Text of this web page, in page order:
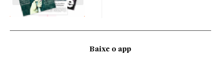
Baixe o app